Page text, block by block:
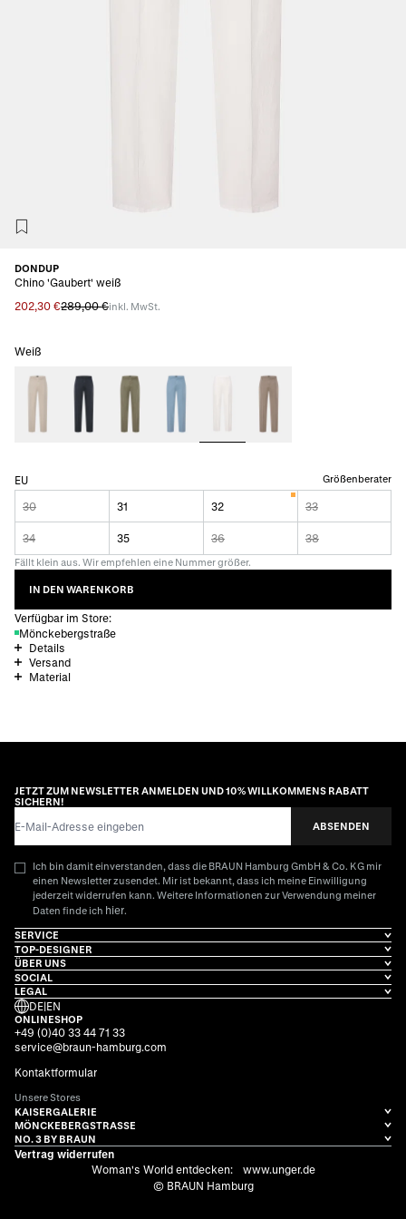
DONDUP
Chino 'Gaubert' weiß
202,30 €289,00 €inkl. MwSt.
Weiß
EU Größenberater
30 31 32 33
34 35 36 38
Fällt klein aus. Wir empfehlen eine Nummer größer.
IN DEN WARENKORB
Verfügbar im Store:
Mönckebergstraße
Details
Versand
Material
JETZT ZUM NEWSLETTER ANMELDEN UND 10% WILLKOMMENS RABATT
SICHERN!
ABSENDEN
Ich bin damit einverstanden, dass die BRAUN Hamburg GmbH & Co. KG mir
einen Newsletter zusendet. Mir ist bekannt, dass ich meine Einwilligung
jederzeit widerrufen kann. Weitere Informationen zur Verwendung meiner
Daten finde ich hier.
SERVICE
TOP-DESIGNER
ÜBER UNS
SOCIAL
LEGAL
DE|EN
ONLINESHOP
+49 (0)40 33 44 71 33
service@braun-hamburg.com
Kontaktformular
Unsere Stores
KAISERGALERIE
MÖNCKEBERGSTRASSE
NO. 3 BY BRAUN
Vertrag widerrufen
Woman's World entdecken:
www.unger.de
© BRAUN Hamburg